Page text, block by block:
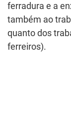
ferradura e a
também ao
quanto dos
ferreiros).